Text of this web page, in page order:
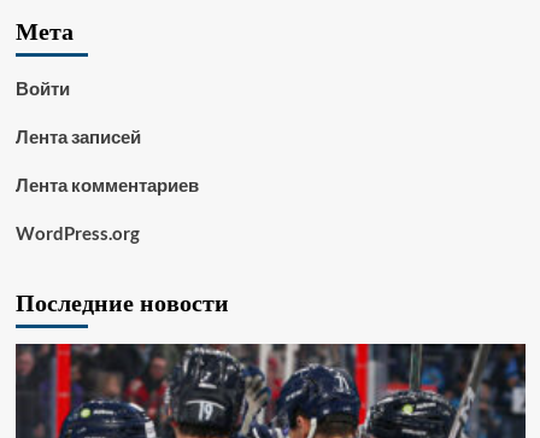
Мета
Войти
Лента записей
Лента комментариев
WordPress.org
Последние новости